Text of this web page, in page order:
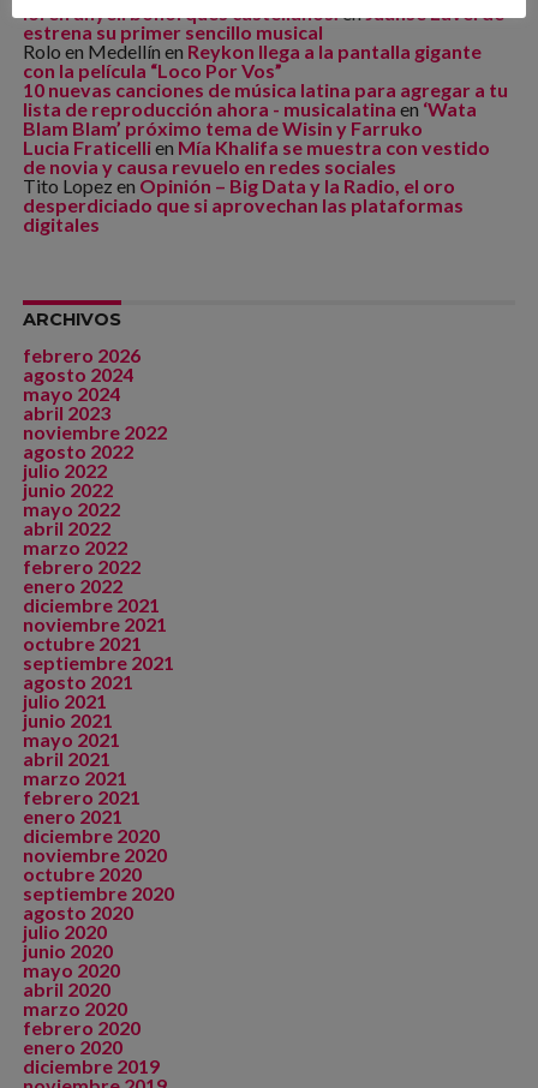
loren anyeli bohorques castellanos.enJuanse Laverde
estrena su primer sencillo musical
Rolo en Medellín en Reykon llega a la pantalla gigante
con la película “Loco Por Vos”
10 nuevas canciones de música latina para agregar a tu
lista de reproducción ahora - musicalatina en ‘Wata
Blam Blam’ próximo tema de Wisin y Farruko
Lucia Fraticellien Mía Khalifa se muestra con vestido
de novia y causa revuelo en redes sociales
Tito Lopez en Opinión – Big Data y la Radio, el oro
desperdiciado que si aprovechan las plataformas
digitales
ARCHIVOS
febrero 2026
agosto 2024
mayo 2024
abril 2023
noviembre 2022
agosto 2022
julio 2022
junio 2022
mayo 2022
abril 2022
marzo 2022
febrero 2022
enero 2022
diciembre 2021
noviembre 2021
octubre 2021
septiembre 2021
agosto 2021
julio 2021
junio 2021
mayo 2021
abril 2021
marzo 2021
febrero 2021
enero 2021
diciembre 2020
noviembre 2020
octubre 2020
septiembre 2020
agosto 2020
julio 2020
junio 2020
mayo 2020
abril 2020
marzo 2020
febrero 2020
enero 2020
diciembre 2019